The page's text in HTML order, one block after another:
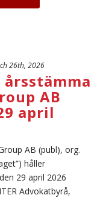
26th, 2026
AB
april
AB (publ), org.
håller
29 april 2026
Advokatbyrå,